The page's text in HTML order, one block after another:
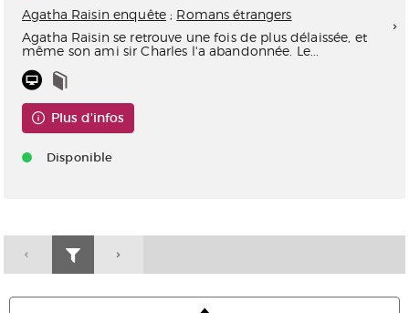
Agatha Raisin enquête; Romans étrangers
Agatha Raisin se retrouve une fois de plus délaissée, et
même son ami sir Charles l'a abandonnée. Le...
Plus d'infos
Disponible